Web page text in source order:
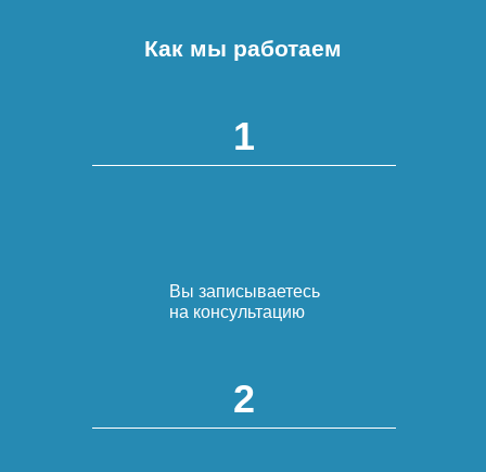
Как мы работаем
1
Вы записываетесь
на консультацию
2